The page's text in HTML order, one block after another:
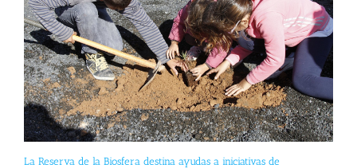
La Reserva de la Biosfera destina ayudas a iniciativas de